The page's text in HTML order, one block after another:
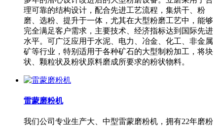
理可靠的结构设计，配合先进工艺流程，集烘干、粉
磨、选粉、提升于一体，尤其在大型粉磨工艺中，能够
完全满足客户需求，主要技术、经济指标达到国际先进
水平。可广泛应用于水泥、电力、冶金、化工、非金属
矿等行业，特别适用于各种矿石的大型制粉加工，将块
状、颗粒状及粉状原料磨成所要求的粉状物料。
雷蒙磨粉机
我们公司专业生产大、中型雷蒙磨粉机，拥有22年磨粉